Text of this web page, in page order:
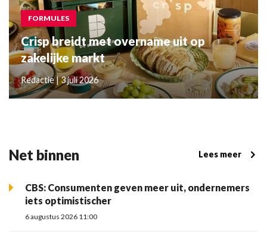
FORMULES
Crisp breidt met overname uit op
zakelijke markt
Redactie | 3 juli 2026
Net binnen Lees meer
CBS: Consumenten geven meer uit, ondernemers
iets optimistischer
6 augustus 2026 11:00